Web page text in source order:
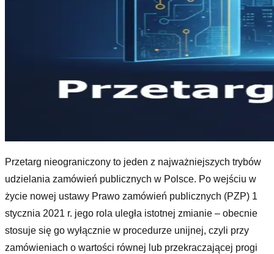
Przetarg nieograniczony to jeden z najważniejszych trybów
udzielania zamówień publicznych w Polsce. Po wejściu w
życie nowej ustawy Prawo zamówień publicznych (PZP) 1
stycznia 2021 r. jego rola uległa istotnej zmianie – obecnie
stosuje się go wyłącznie w procedurze unijnej, czyli przy
zamówieniach o wartości równej lub przekraczającej progi